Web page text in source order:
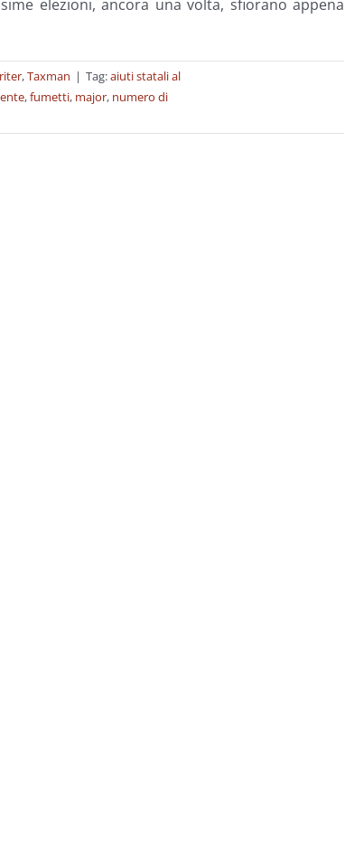
elezioni, ancora una volta, sfiorano appena
,Taxman | Tag:aiuti statali al
,fumetti, major, numero di